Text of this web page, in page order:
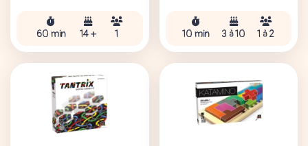
60 min 14 + 1 10 min 3 à 10 1 à 2